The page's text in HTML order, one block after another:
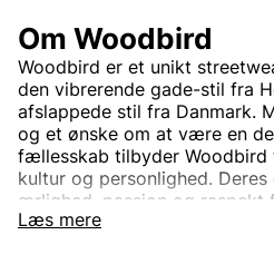
Læs mere
Om Woodbird
Woodbird er et unikt
den vibrerende gade-stil fra
afslappede stil fra Danmark.
og et ønske om at være en
fællesskab tilbyder Woodbird
kultur og personlighed.
ærlighed, passion og respekt
hvert plagg til mere end blot